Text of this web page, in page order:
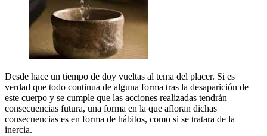
Desde hace un tiempo de doy vueltas al tema del placer. Si es
verdad que todo continua de alguna forma tras la desaparición de
este cuerpo y se cumple que las acciones realizadas tendrán
consecuencias futura, una forma en la que afloran dichas
consecuencias es en forma de hábitos, como si se tratara de la
inercia.